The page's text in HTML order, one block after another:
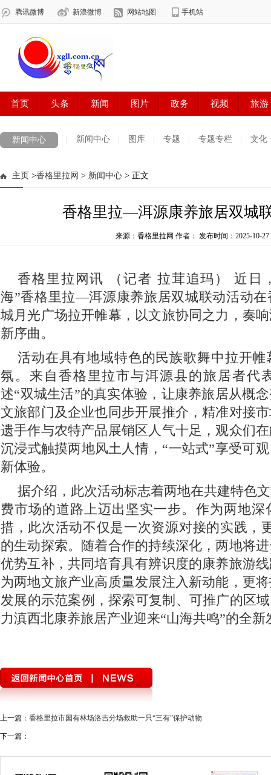
新闻中心 新闻中心 图库 专题 专题专栏 文化
法治迪庆
主页 >香格里拉网 > 新闻中心 > 正文
香格里拉—洱源康养旅居双城
来源：香格里拉网 作者： 发布时间：2025-10-27
香格里拉网讯 （记者 拉茸追玛） 近日
海”香格里拉—洱源康养旅居双城联动活动在
城月光广场拉开帷幕，以文旅协同之力，奏
新序曲。
活动在具有地域特色的民族歌舞中拉开
氛。来自香格里拉市与洱源县的旅居者代
述“双城生活”的真实体验，让康养旅居从概
文旅部门及企业也同步开展推介，精准对接
遗手作与农特产品展销区人气十足，观众们
沉浸式触摸两地风土人情，“一站式”享受可
新体验。
据介绍，此次活动标志着两地在共建特色
费市场的道路上迈出坚实一步。作为两地深
措，此次活动不仅是一次资源对接的实践，
的生动探索。随着合作的持续深化，两地将
优势互补，共同培育具有辨识度的康养旅游
为两地文旅产业高质量发展注入新动能，更
发展的示范案例，探索可复制、可推广的区
力滇西北康养旅居产业迎来“山海共鸣”的全新
上一篇： 香格里拉市国有林场洛吉分场救助一只“三有”保护动物
下一篇：